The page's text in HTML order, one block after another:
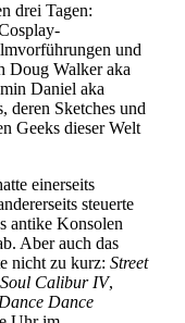
drei Tagen:
und
Doug Walker aka
Daniel aka
deren Sketches und
Geeks dieser Welt
einerseits
steuerte
antike Konsolen
Aber auch das
nicht zu kurz: Street
Soul Calibur IV,
Dance Dance